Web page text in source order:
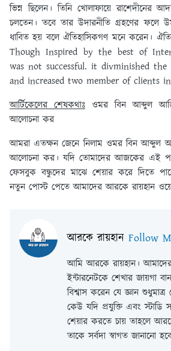
ভিন্ন ছিলেন। তিনি খোলাফায়ে রাশেদীনের
চলতেন। তবে তার উদারনীতি গ্রহণের ফলে
ধাবিত হয় বলে ঐতিহাসিকগণ মনে করেন।
Though Inspired by the best of
was not successful. it divminished
and increased two member of clients
আর্টিকেলের শেষকথাঃ ওমর বিন আব্দুল
আলোচনা কর
আমরা এতক্ষন জেনে নিলাম ওমর বিন আব্দুল
আলোচনা কর। যদি তোমাদের আজকের এই
ফেসবুক বন্ধুদের মাঝে শেয়ার করে দিতে
নতুন পোস্ট পেতে আমাদের আরকে রায়হান
আরকে রায়হান Follow
আমি আরকে রায়হান। আমাদের
ইন্টারনেটকে শেখার জায়গা
বিশ্বাস করেন যে জ্ঞান
কেউ যদি প্রযুক্তি এবং স্টাডি
শেয়ার করতে চায় তাহলে
তাকে সর্বদা স্বাগত জানানো